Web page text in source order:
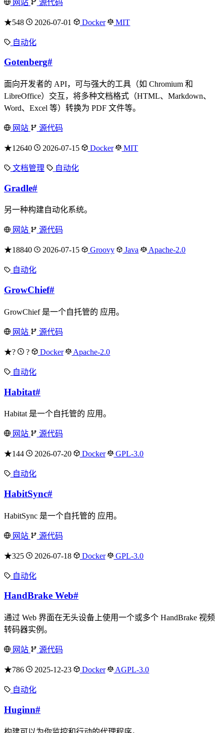
网站 源代码
★548 2026-07-01 Docker MIT
自动化
Gotenberg#
面向开发者的 API，可与强大的工具（如 Chromium 和
LibreOffice）交互，将多种文档格式（HTML、Markdown、
Word、Excel 等）转换为 PDF 文件等。
网站 源代码
★12640 2026-07-15 Docker MIT
文档管理 自动化
Gradle#
另一种构建自动化系统。
网站 源代码
★18840 2026-07-15 Groovy Java Apache-2.0
自动化
GrowChief#
GrowChief 是一个自托管的 应用。
网站 源代码
★? ? Docker Apache-2.0
自动化
Habitat#
Habitat 是一个自托管的 应用。
网站 源代码
★144 2026-07-20 Docker GPL-3.0
自动化
HabitSync#
HabitSync 是一个自托管的 应用。
网站 源代码
★325 2026-07-18 Docker GPL-3.0
自动化
HandBrake Web#
通过 Web 界面在无头设备上使用一个或多个 HandBrake 视频
转码器实例。
网站 源代码
★786 2025-12-23 Docker AGPL-3.0
自动化
Huginn#